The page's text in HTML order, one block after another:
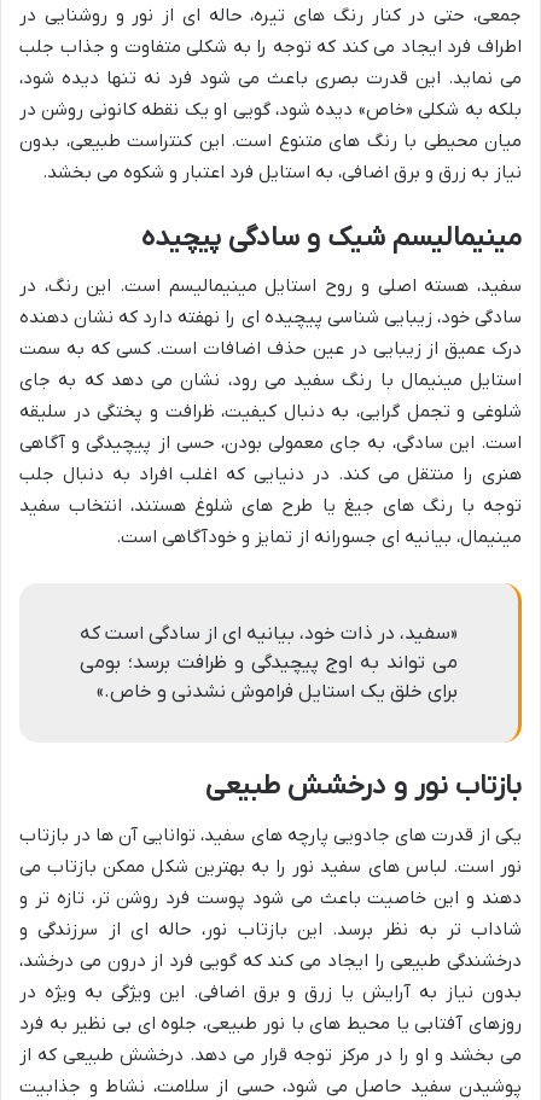
جمعی، حتی در کنار رنگ های تیره، حاله ای از نور و روشنایی در
اطراف فرد ایجاد می کند که توجه را به شکلی متفاوت و جذاب جلب
می نماید. این قدرت بصری باعث می شود فرد نه تنها دیده شود،
بلکه به شکلی «خاص» دیده شود، گویی او یک نقطه کانونی روشن در
میان محیطی با رنگ های متنوع است. این کنتراست طبیعی، بدون
نیاز به زرق و برق اضافی، به استایل فرد اعتبار و شکوه می بخشد.
مینیمالیسم شیک و سادگی پیچیده
سفید، هسته اصلی و روح استایل مینیمالیسم است. این رنگ، در
سادگی خود، زیبایی شناسی پیچیده ای را نهفته دارد که نشان دهنده
درک عمیق از زیبایی در عین حذف اضافات است. کسی که به سمت
استایل مینیمال با رنگ سفید می رود، نشان می دهد که به جای
شلوغی و تجمل گرایی، به دنبال کیفیت، ظرافت و پختگی در سلیقه
است. این سادگی، به جای معمولی بودن، حسی از پیچیدگی و آگاهی
هنری را منتقل می کند. در دنیایی که اغلب افراد به دنبال جلب
توجه با رنگ های جیغ یا طرح های شلوغ هستند، انتخاب سفید
مینیمال، بیانیه ای جسورانه از تمایز و خودآگاهی است.
«سفید، در ذات خود، بیانیه ای از سادگی است که
می تواند به اوج پیچیدگی و ظرافت برسد؛ بومی
برای خلق یک استایل فراموش نشدنی و خاص.»
بازتاب نور و درخشش طبیعی
یکی از قدرت های جادویی پارچه های سفید، توانایی آن ها در بازتاب
نور است. لباس های سفید نور را به بهترین شکل ممکن بازتاب می
دهند و این خاصیت باعث می شود پوست فرد روشن تر، تازه تر و
شاداب تر به نظر برسد. این بازتاب نور، حاله ای از سرزندگی و
درخشندگی طبیعی را ایجاد می کند که گویی فرد از درون می درخشد،
بدون نیاز به آرایش یا زرق و برق اضافی. این ویژگی به ویژه در
روزهای آفتابی یا محیط های با نور طبیعی، جلوه ای بی نظیر به فرد
می بخشد و او را در مرکز توجه قرار می دهد. درخشش طبیعی که از
پوشیدن سفید حاصل می شود، حسی از سلامت، نشاط و جذابیت